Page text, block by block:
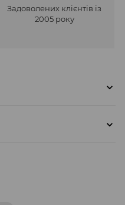
Задоволених клієнтів із
2005 року